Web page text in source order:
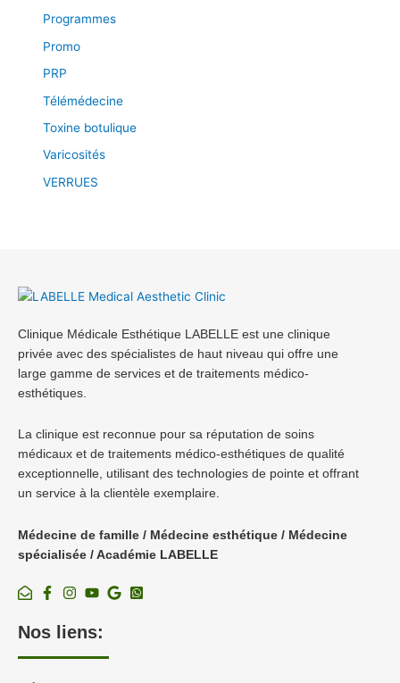
Programmes
Promo
PRP
Télémédecine
Toxine botulique
Varicosités
VERRUES
Clinique Médicale Esthétique LABELLE est une clinique
privée avec des spécialistes de haut niveau qui offre une
large gamme de services et de traitements médico-
esthétiques.
La clinique est reconnue pour sa réputation de soins
médicaux et de traitements médico-esthétiques de qualité
exceptionnelle, utilisant des technologies de pointe et offrant
un service à la clientèle exemplaire.
Médecine de famille / Médecine esthétique / Médecine
spécialisée / Académie LABELLE
Nos liens: